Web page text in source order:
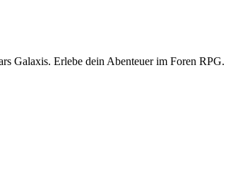
Galaxis. Erlebe dein Abenteuer im Foren RPG.